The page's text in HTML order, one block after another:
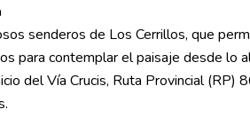
senderos de Los Cerrillos, que
para contemplar el paisaje desde lo
del Vía Crucis, Ruta Provincial (RP)